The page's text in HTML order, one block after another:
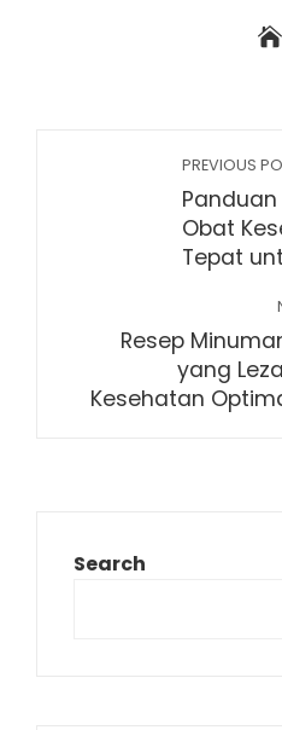
PREVIOUS
Obat
Tepat
Resep
yang
Kesehatan
Search